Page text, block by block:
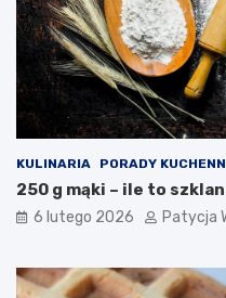
KULINARIA PORADY
250 g mąki – ile to
6 lutego 2026 Patycja